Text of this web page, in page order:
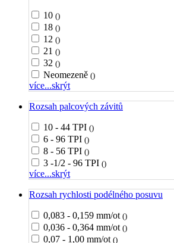
10 ()
18 ()
12 ()
21 ()
32 ()
Neomezeně ()
více...skrýt
Rozsah palcových závitů
10 - 44 TPI ()
6 - 96 TPI ()
8 - 56 TPI ()
3 -1/2 - 96 TPI ()
více...skrýt
Rozsah rychlosti podélného posuvu
0,083 - 0,159 mm/ot ()
0,036 - 0,364 mm/ot ()
0,07 - 1,00 mm/ot ()